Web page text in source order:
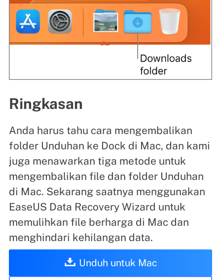
Ringkasan
Anda harus tahu cara mengembalikan
folder Unduhan ke Dock di Mac, dan kami
juga menawarkan tiga metode untuk
mengembalikan file dan folder Unduhan
di Mac. Sekarang saatnya menggunakan
EaseUS Data Recovery Wizard untuk
memulihkan file berharga di Mac dan
menghindari kehilangan data.
Unduh untuk Mac